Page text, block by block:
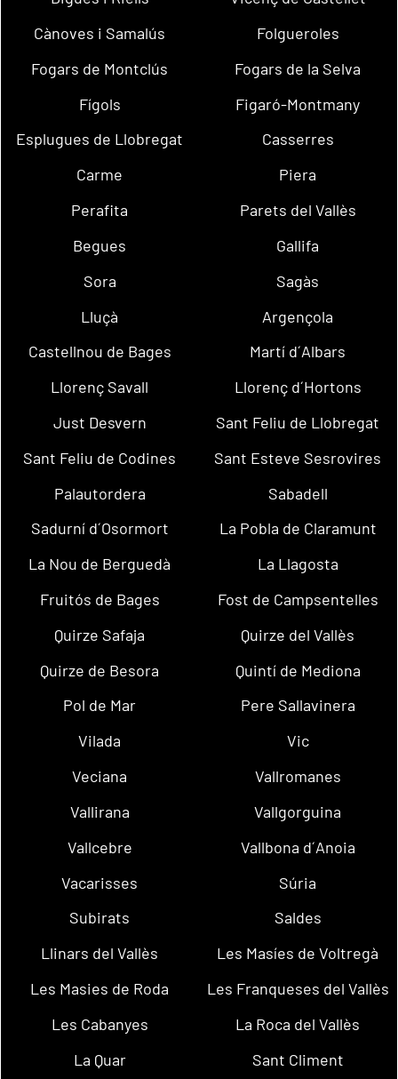
Cànoves i Samalús
Folgueroles
Fogars de Montclús
Fogars de la Selva
Fígols
Figaró-Montmany
Esplugues de Llobregat
Casserres
Carme
Piera
Perafita
Parets del Vallès
Begues
Gallifa
Sora
Sagàs
Lluçà
Argençola
Castellnou de Bages
Martí d´Albars
Llorenç Savall
Llorenç d´Hortons
Just Desvern
Sant Feliu de Llobregat
Sant Feliu de Codines
Sant Esteve Sesrovires
Palautordera
Sabadell
Sadurní d´Osormort
La Pobla de Claramunt
La Nou de Berguedà
La Llagosta
Fruitós de Bages
Fost de Campsentelles
Quirze Safaja
Quirze del Vallès
Quirze de Besora
Quintí de Mediona
Pol de Mar
Pere Sallavinera
Vilada
Vic
Veciana
Vallromanes
Vallirana
Vallgorguina
Vallcebre
Vallbona d´Anoia
Vacarisses
Súria
Subirats
Saldes
Llinars del Vallès
Les Masíes de Voltregà
Les Masies de Roda
Les Franqueses del Vallès
Les Cabanyes
La Roca del Vallès
La Quar
Sant Climent